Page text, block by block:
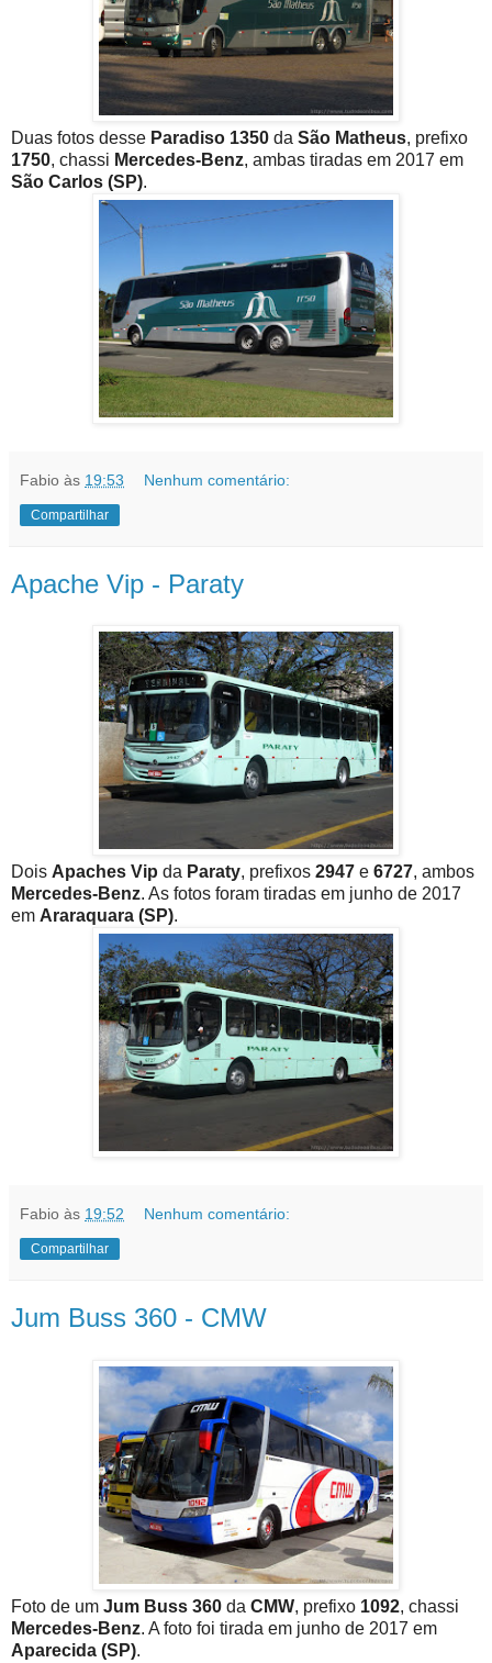
Duas fotos desse Paradiso 1350 da São Matheus, prefixo
1750, chassi Mercedes-Benz, ambas tiradas em 2017 em
São Carlos (SP).
Fabio às 19:53 Nenhum comentário:
Compartilhar
Apache Vip - Paraty
Dois Apaches Vip da Paraty, prefixos 2947 e 6727, ambos
Mercedes-Benz. As fotos foram tiradas em junho de 2017
em Araraquara (SP).
Fabio às 19:52 Nenhum comentário:
Compartilhar
Jum Buss 360 - CMW
Foto de um Jum Buss 360 da CMW, prefixo 1092, chassi
Mercedes-Benz. A foto foi tirada em junho de 2017 em
Aparecida (SP).